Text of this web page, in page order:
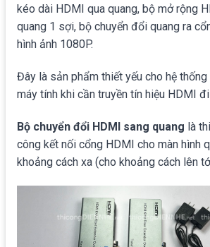
kéo dài HDMI qua quang, bộ mở rộng
quang 1 sợi, bộ chuyển đổi quang ra
hình ảnh 1080P.
Đây là sản phẩm thiết yếu cho hệ thống
máy tính khi cần truyền tín hiệu HDMI
Bộ chuyển đổi HDMI sang quang là
công kết nối cổng HDMI cho màn hình
khoảng cách xa (cho khoảng cách lên